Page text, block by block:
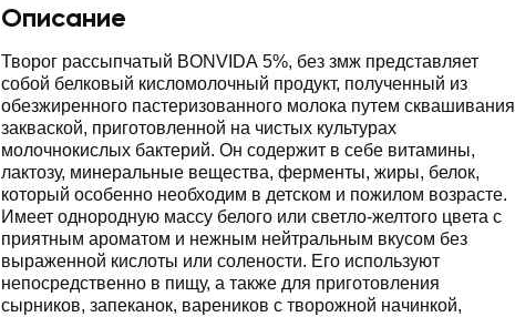
Описание
Творог рассыпчатый BONVIDA 5%, без змж представляет
собой белковый кисломолочный продукт, полученный из
обезжиренного пастеризованного молока путем сквашивания
закваской, приготовленной на чистых культурах
молочнокислых бактерий. Он содержит в себе витамины,
лактозу, минеральные вещества, ферменты, жиры, белок,
который особенно необходим в детском и пожилом возрасте.
Имеет однородную массу белого или светло-желтого цвета с
приятным ароматом и нежным нейтральным вкусом без
выраженной кислоты или солености. Его используют
непосредственно в пищу, а также для приготовления
сырников, запеканок, вареников с творожной начинкой,